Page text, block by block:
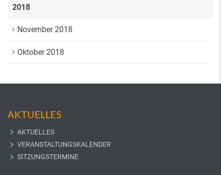
2018
November 2018
Oktober 2018
AKTUELLES
AKTUELLES
VERANSTALTUNGSKALENDER
SITZUNGSTERMINE